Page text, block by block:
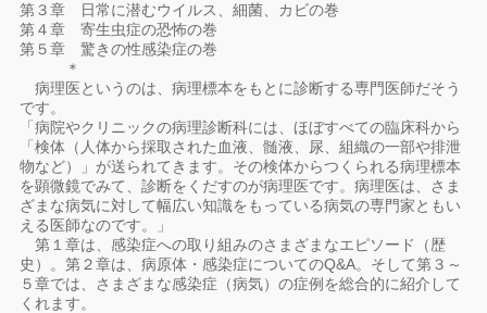
第３章 日常に潜むウイルス、細菌、カビの巻
第４章 寄生虫症の恐怖の巻
第５章 驚きの性感染症の巻
＊
病理医というのは、病理標本をもとに診断する専門医師だそう
です。
「病院やクリニックの病理診断科には、ほぼすべての臨床科から
「検体（人体から採取された血液、髄液、尿、組織の一部や排泄
物など）」が送られてきます。その検体からつくられる病理標本
を顕微鏡でみて、診断をくだすのが病理医です。病理医は、さま
ざまな病気に対して幅広い知識をもっている病気の専門家ともい
える医師なのです。」
第１章は、感染症への取り組みのさまざまなエピソード（歴
史）。第２章は、病原体・感染症についてのQ&A。そして第３～
５章では、さまざまな感染症（病気）の症例を総合的に紹介して
くれます。